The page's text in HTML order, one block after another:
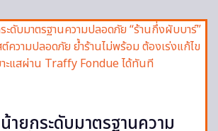
ายกระดับมาตรฐานความ